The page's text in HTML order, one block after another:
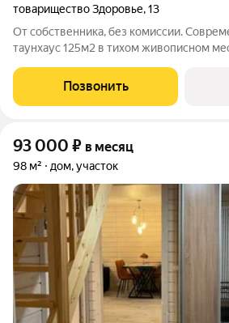
товарищество Здоровье,13
От собственника, без комиссии.
таунхаус 125м2 в тихом живописном
с панорамным остеклением, кухня,
душевой, кладовая. Везде
Позвонить
93 000 ₽ в месяц
98 м² дом, участок